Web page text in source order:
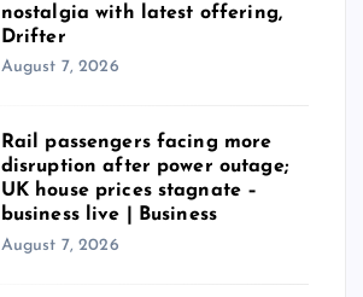
nostalgia with latest offering,
Drifter
August 7, 2026
Rail passengers facing more
disruption after power outage;
UK house prices stagnate –
business live | Business
August 7, 2026